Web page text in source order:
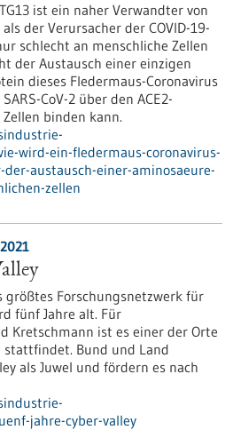
ist ein naher Verwandter von
der Verursacher der COVID-19-
schlecht an menschliche Zellen
der Austausch einer einzigen
dieses Fledermaus-Coronavirus
CoV-2 über den ACE2-
binden kann.
wird-ein-fledermaus-coronavirus-
austausch-einer-aminosaeure-
zellen
größtes Forschungsnetzwerk für
fünf Jahre alt. Für
Kretschmann ist es einer der Orte
Bund und Land
als Juwel und fördern es nach
jahre-cyber-valley